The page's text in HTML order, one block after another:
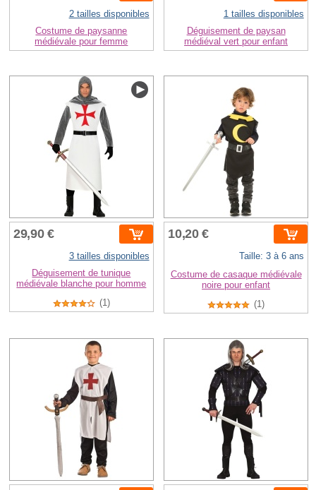
2 tailles disponibles
Costume de paysanne
médiévale pour femme
1 tailles disponibles
Déguisement de paysan
médiéval vert pour enfant
29,90 €
3 tailles disponibles
Déguisement de tunique
médiévale blanche pour homme
(1)
10,20 €
Taille: 3 à 6 ans
Costume de casaque médiévale
noire pour enfant
(1)